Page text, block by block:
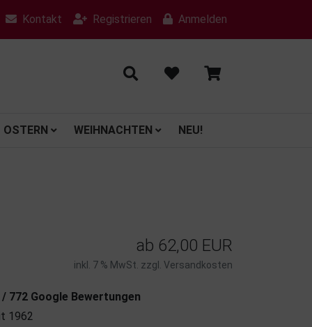
Kontakt Registrieren Anmelden
OSTERN WEIHNACHTEN NEU!
ab 62,00 EUR
inkl. 7 % MwSt. zzgl. Versandkosten
/ 772 Google Bewertungen
1962